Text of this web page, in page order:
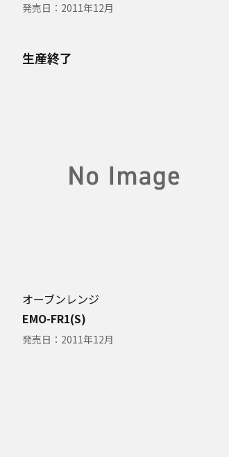
発売日： 2011年12月
生産終了
オーブンレンジ
EMO-FR1(S)
発売日： 2011年12月